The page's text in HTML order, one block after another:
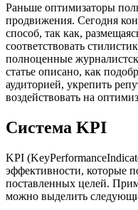
Раньше оптимизаторы
продвижения. Сегодня
способ, так как,
соответствовать
полноценные
статье описано, как
аудиторией, укрепить
воздействовать на
Система KPI
KPI
эффективности, которые
поставленных целей.
можно выделить